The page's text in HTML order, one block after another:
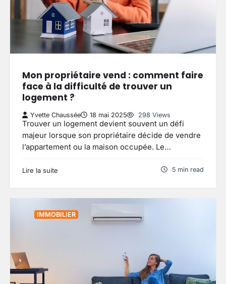
Mon propriétaire vend : comment faire
face à la difficulté de trouver un
logement ?
Yvette Chaussée 18 mai 2025 298 Views
Trouver un logement devient souvent un défi
majeur lorsque son propriétaire décide de vendre
l’appartement ou la maison occupée. Le…
Lire la suite 5 min read
IMMOBILIER